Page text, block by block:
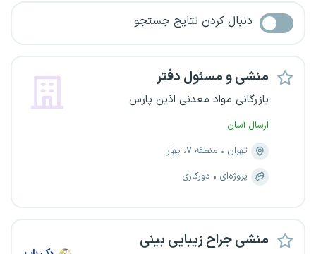
دنبال کردن نتایج جستجو
منشی و مسئول دفتر
بازرگانی مواد معدنی اذین پارس
ارسال آسان
تهران
منطقه ۷، بهار
پروژه‌ای
دورکاری
منشی جراح زیبایی بینی